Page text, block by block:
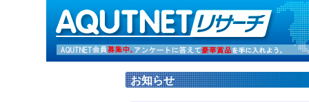
お知らせ